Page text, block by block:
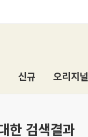
신규 오리지널
한 검색결과